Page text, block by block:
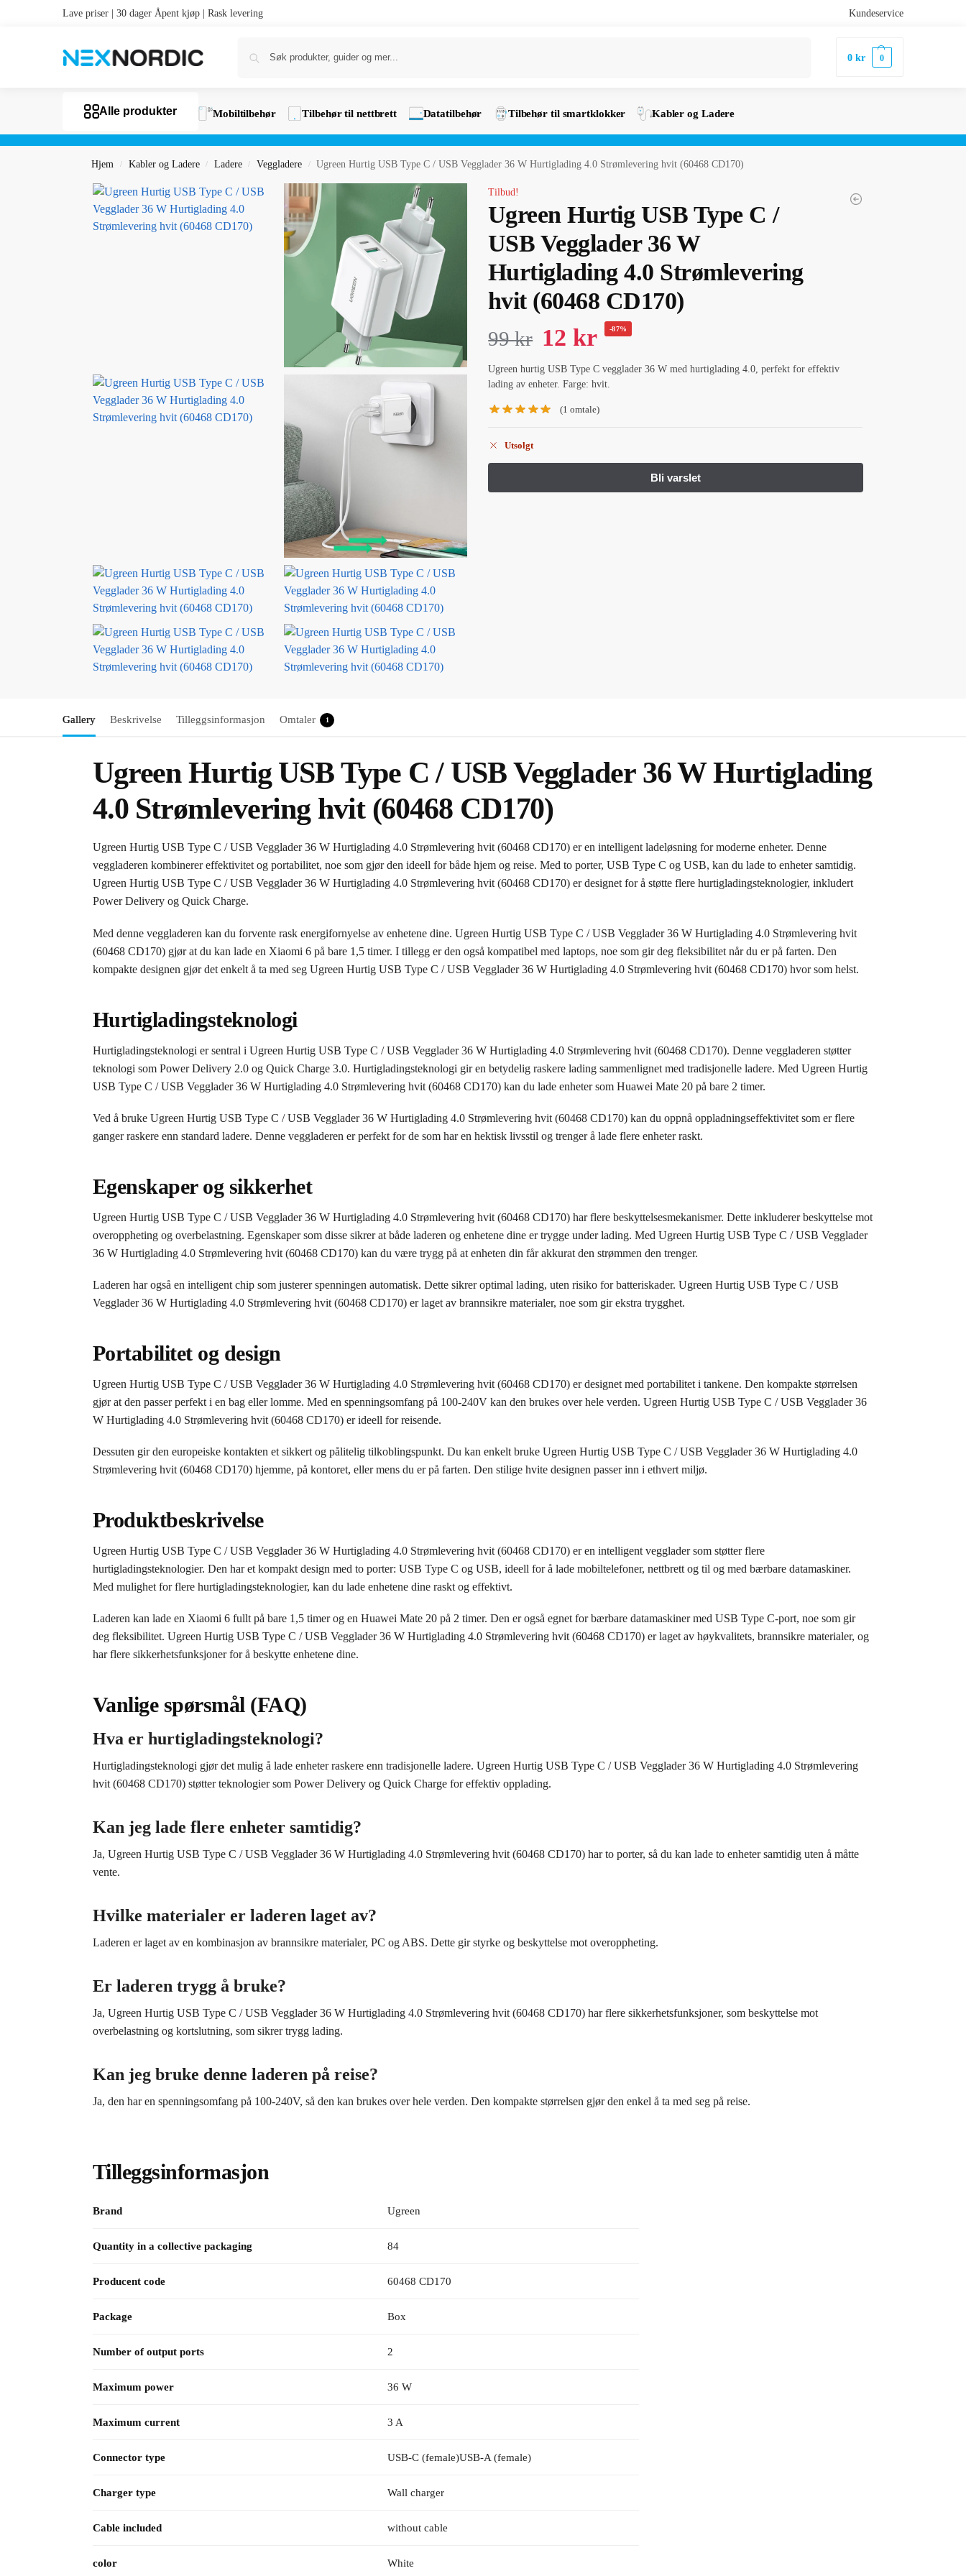
Lave priser | 30 dager Åpent kjøp | Rask levering Kundeservice
0kr 0
Alle produkter Mobiltilbehør Tilbehør til nettbrett Datatilbehør Tilbehør til smartklokker Kabler og Ladere
Hjem / Kabler og Ladere / Ladere / Veggladere / Ugreen Hurtig USB Type C / USB Vegglader 36 W Hurtiglading 4.0 Strømlevering hvit (60468 CD170)
Tilbud!
Ugreen Hurtig USB Type C /
USB Vegglader 36 W
Hurtiglading 4.0 Strømlevering
hvit (60468 CD170)
99kr 12kr -87%
Ugreen hurtig USB Type C vegglader 36 W med hurtiglading 4.0, perfekt for effektiv
lading av enheter. Farge: hvit.
(1 omtale)
Utsolgt
Gallery Beskrivelse Tilleggsinformasjon Omtaler 1
Ugreen Hurtig USB Type C / USB Vegglader 36 W Hurtiglading
4.0 Strømlevering hvit (60468 CD170)
Ugreen Hurtig USB Type C / USB Vegglader 36 W Hurtiglading 4.0 Strømlevering hvit (60468 CD170) er en intelligent ladeløsning for moderne enheter. Denne
veggladeren kombinerer effektivitet og portabilitet, noe som gjør den ideell for både hjem og reise. Med to porter, USB Type C og USB, kan du lade to enheter samtidig.
Ugreen Hurtig USB Type C / USB Vegglader 36 W Hurtiglading 4.0 Strømlevering hvit (60468 CD170) er designet for å støtte flere hurtigladingsteknologier, inkludert
Power Delivery og Quick Charge.
Med denne veggladeren kan du forvente rask energifornyelse av enhetene dine. Ugreen Hurtig USB Type C / USB Vegglader 36 W Hurtiglading 4.0 Strømlevering hvit
(60468 CD170) gjør at du kan lade en Xiaomi 6 på bare 1,5 timer. I tillegg er den også kompatibel med laptops, noe som gir deg fleksibilitet når du er på farten. Den
kompakte designen gjør det enkelt å ta med seg Ugreen Hurtig USB Type C / USB Vegglader 36 W Hurtiglading 4.0 Strømlevering hvit (60468 CD170) hvor som helst.
Hurtigladingsteknologi
Hurtigladingsteknologi er sentral i Ugreen Hurtig USB Type C / USB Vegglader 36 W Hurtiglading 4.0 Strømlevering hvit (60468 CD170). Denne veggladeren støtter
teknologi som Power Delivery 2.0 og Quick Charge 3.0. Hurtigladingsteknologi gir en betydelig raskere lading sammenlignet med tradisjonelle ladere. Med Ugreen Hurtig
USB Type C / USB Vegglader 36 W Hurtiglading 4.0 Strømlevering hvit (60468 CD170) kan du lade enheter som Huawei Mate 20 på bare 2 timer.
Ved å bruke Ugreen Hurtig USB Type C / USB Vegglader 36 W Hurtiglading 4.0 Strømlevering hvit (60468 CD170) kan du oppnå oppladningseffektivitet som er flere
ganger raskere enn standard ladere. Denne veggladeren er perfekt for de som har en hektisk livsstil og trenger å lade flere enheter raskt.
Egenskaper og sikkerhet
Ugreen Hurtig USB Type C / USB Vegglader 36 W Hurtiglading 4.0 Strømlevering hvit (60468 CD170) har flere beskyttelsesmekanismer. Dette inkluderer beskyttelse mot
overoppheting og overbelastning. Egenskaper som disse sikrer at både laderen og enhetene dine er trygge under lading. Med Ugreen Hurtig USB Type C / USB Vegglader
36 W Hurtiglading 4.0 Strømlevering hvit (60468 CD170) kan du være trygg på at enheten din får akkurat den strømmen den trenger.
Laderen har også en intelligent chip som justerer spenningen automatisk. Dette sikrer optimal lading, uten risiko for batteriskader. Ugreen Hurtig USB Type C / USB
Vegglader 36 W Hurtiglading 4.0 Strømlevering hvit (60468 CD170) er laget av brannsikre materialer, noe som gir ekstra trygghet.
Portabilitet og design
Ugreen Hurtig USB Type C / USB Vegglader 36 W Hurtiglading 4.0 Strømlevering hvit (60468 CD170) er designet med portabilitet i tankene. Den kompakte størrelsen
gjør at den passer perfekt i en bag eller lomme. Med en spenningsomfang på 100-240V kan den brukes over hele verden. Ugreen Hurtig USB Type C / USB Vegglader 36
W Hurtiglading 4.0 Strømlevering hvit (60468 CD170) er ideell for reisende.
Dessuten gir den europeiske kontakten et sikkert og pålitelig tilkoblingspunkt. Du kan enkelt bruke Ugreen Hurtig USB Type C / USB Vegglader 36 W Hurtiglading 4.0
Strømlevering hvit (60468 CD170) hjemme, på kontoret, eller mens du er på farten. Den stilige hvite designen passer inn i ethvert miljø.
Produktbeskrivelse
Ugreen Hurtig USB Type C / USB Vegglader 36 W Hurtiglading 4.0 Strømlevering hvit (60468 CD170) er en intelligent vegglader som støtter flere
hurtigladingsteknologier. Den har et kompakt design med to porter: USB Type C og USB, ideell for å lade mobiltelefoner, nettbrett og til og med bærbare datamaskiner.
Med mulighet for flere hurtigladingsteknologier, kan du lade enhetene dine raskt og effektivt.
Laderen kan lade en Xiaomi 6 fullt på bare 1,5 timer og en Huawei Mate 20 på 2 timer. Den er også egnet for bærbare datamaskiner med USB Type C-port, noe som gir
deg fleksibilitet. Ugreen Hurtig USB Type C / USB Vegglader 36 W Hurtiglading 4.0 Strømlevering hvit (60468 CD170) er laget av høykvalitets, brannsikre materialer, og
har flere sikkerhetsfunksjoner for å beskytte enhetene dine.
Vanlige spørsmål (FAQ)
Hva er hurtigladingsteknologi?
Hurtigladingsteknologi gjør det mulig å lade enheter raskere enn tradisjonelle ladere. Ugreen Hurtig USB Type C / USB Vegglader 36 W Hurtiglading 4.0 Strømlevering
hvit (60468 CD170) støtter teknologier som Power Delivery og Quick Charge for effektiv opplading.
Kan jeg lade flere enheter samtidig?
Ja, Ugreen Hurtig USB Type C / USB Vegglader 36 W Hurtiglading 4.0 Strømlevering hvit (60468 CD170) har to porter, så du kan lade to enheter samtidig uten å måtte
vente.
Hvilke materialer er laderen laget av?
Laderen er laget av en kombinasjon av brannsikre materialer, PC og ABS. Dette gir styrke og beskyttelse mot overoppheting.
Er laderen trygg å bruke?
Ja, Ugreen Hurtig USB Type C / USB Vegglader 36 W Hurtiglading 4.0 Strømlevering hvit (60468 CD170) har flere sikkerhetsfunksjoner, som beskyttelse mot
overbelastning og kortslutning, som sikrer trygg lading.
Kan jeg bruke denne laderen på reise?
Ja, den har en spenningsomfang på 100-240V, så den kan brukes over hele verden. Den kompakte størrelsen gjør den enkel å ta med seg på reise.
Tilleggsinformasjon
Brand Ugreen
Quantity in a collective packaging 84
Producent code 60468 CD170
Package Box
Number of output ports 2
Maximum power 36 W
Maximum current 3 A
Connector type USB-C (female)USB-A (female)
Charger type Wall charger
Cable included without cable
color White